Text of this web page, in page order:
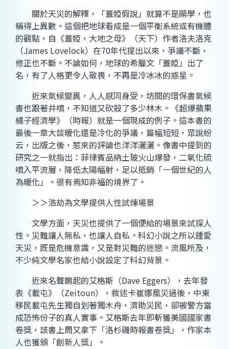
關於天災的解釋，「蓋婭假說」就算不是顯學，也
稱得上異數。這個把地球看成是一個平衡系統或有機體
的觀點，自《蓋婭，大地之母》（天下）作者洛夫洛克
（James Lovelock）在70年代提出以來，爭議不斷，
修正也不斷。不論如何，地球的希臘文「蓋婭」出了
名，有了人格更令人敬畏，不再是冷冰冰的惑星。
近來氣候變異，人人感同身受，坊間的環保書氣候
書也跟著井噴，不知道又砍殺了多少林木。《超爆蘋果
橘子經濟學》（時報）就是一個現成的例子。這本書的
最後一章大談暖化還是冷化的爭議，篇幅短短，眾說紛
云，出版之後，惹來的評論也洋洋灑灑。像書中提到的
研究之一就指出：菲律賓品納土玻火山爆發，二氧化硫
噴入平流層，降低太陽幅射，足以抵銷「一個世紀的人
為暖化」。很有焉知非福的境界了。
＞＞浩劫為文學提供人性試煉場景
文學方面，天災也提供了一個便給的場景來試探人
性。災難讓人無私，也讓人自私。科幻小說之所以鍾愛
天災，既是危機意識，又是對災難的迷戀。流風所及，
不少純文學名家也給小說設定了科幻背景。
近來名聲鵲起的艾格斯（Dave Eggers），去年發
表《載屯》（Zeitoun），敘述卡崔娜風災過後，中東
移民載屯先生獨自划著獨木舟，濟助災民，卻被警方當
成恐怖份子的真人實事。艾格斯去年即斬獲美國國家書
卷獎，該書上周又拿下「洛杉磯時報書卷獎」，作家本
人也獲頒「創新人獎」。